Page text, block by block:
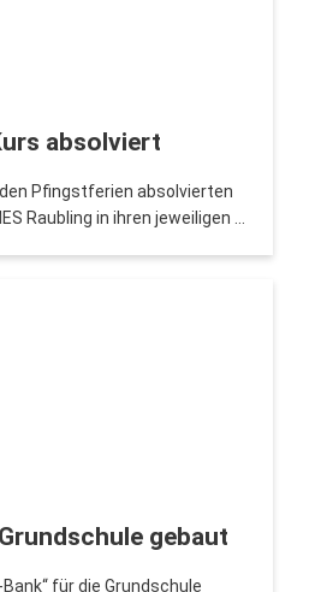
absolviert
den Pfingstferien absolvierten
Raubling in ihren jeweiligen …
gebaut
für die Grundschule